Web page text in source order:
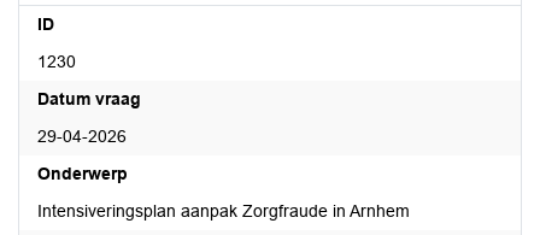
ID
1230
Datum vraag
29-04-2026
Onderwerp
Intensiveringsplan aanpak Zorgfraude in Arnhem